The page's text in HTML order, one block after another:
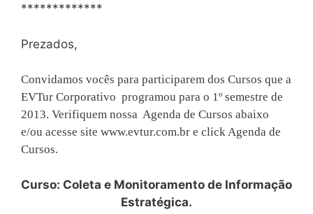
*************
Prezados,
Convidamos vocês para participarem dos Cursos que a
EVTur Corporativo programou para o 1º semestre de
2013. Verifiquem nossa Agenda de Cursos abaixo
e/ou acesse site www.evtur.com.br e click Agenda de
Cursos.
Curso: Coleta e Monitoramento de Informação
Estratégica.